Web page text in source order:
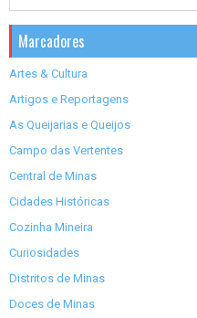
Marcadores
Artes & Cultura
Artigos e Reportagens
As Queijarias e Queijos
Campo das Vertentes
Central de Minas
Cidades Históricas
Cozinha Mineira
Curiosidades
Distritos de Minas
Doces de Minas